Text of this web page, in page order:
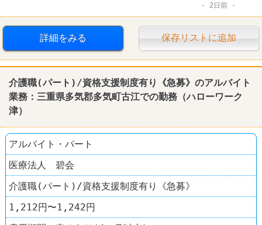
2日前
詳細をみる 保存リストに追加
介護職(パート)/資格支援制度有り《急募》のアルバイト
業務：三重県多気郡多気町古江での勤務（ハローワーク
津）
アルバイト・パート
医療法人 碧会
介護職(パート)/資格支援制度有り《急募》
1,212円〜1,242円